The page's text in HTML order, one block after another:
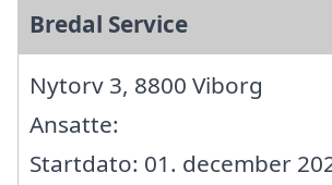
Bredal Service
Nytorv 3, 8800 Viborg
Ansatte:
Startdato: 01. december